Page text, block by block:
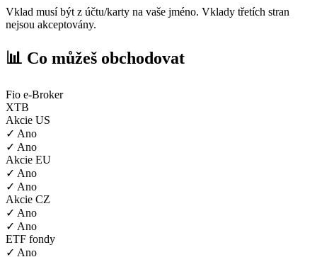
Vklad musí být z účtu/karty na vaše jméno. Vklady třetích stran
nejsou akceptovány.
📊 Co můžeš obchodovat
Fio e-Broker
XTB
Akcie US
✓ Ano
✓ Ano
Akcie EU
✓ Ano
✓ Ano
Akcie CZ
✓ Ano
✓ Ano
ETF fondy
✓ Ano